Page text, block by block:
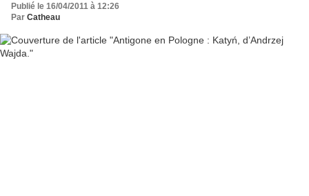
Publié le 16/04/2011 à 12:26
Par Catheau